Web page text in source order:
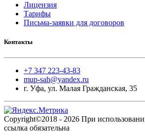
Лицензия
Тарифы
Письма-заявки для договоров
Контакты
+7 347 223-43-83
mup-sah@yandex.ru
г. Уфа, ул. Малая Гражданская, 35
Copyright©2018 - 2026 При
ссылка обязательна